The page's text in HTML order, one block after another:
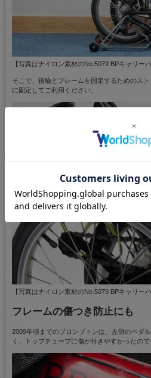
【写真はナイロン素材のNo.5079 BPキャリー
そこで、後輪とフレームを固定するためのス
に固定してご利用ください。
【写真はナイロン素材のNo.5079 BPキャリー
フレームの傷つき防止にも
2009年頃までのブロンプトンは、左側のペダ
く、トップチューブに傷が付きやすかったので